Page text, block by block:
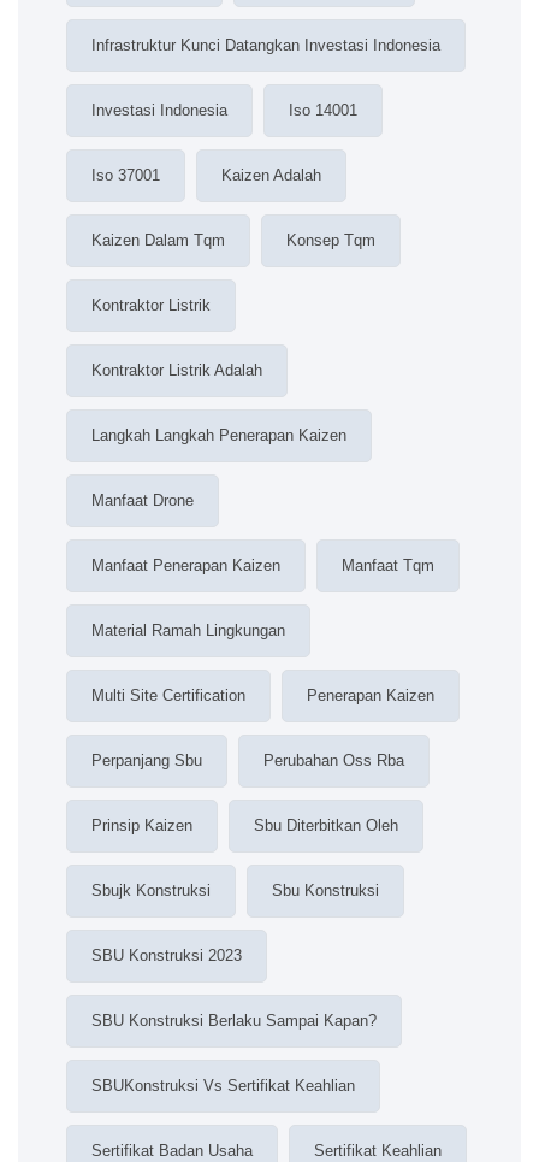
Infrastruktur Kunci Datangkan Investasi Indonesia
Investasi Indonesia Iso 14001
Iso 37001 Kaizen Adalah
Kaizen Dalam Tqm Konsep Tqm
Kontraktor Listrik
Kontraktor Listrik Adalah
Langkah Langkah Penerapan Kaizen
Manfaat Drone
Manfaat Penerapan Kaizen Manfaat Tqm
Material Ramah Lingkungan
Multi Site Certification Penerapan Kaizen
Perpanjang Sbu Perubahan Oss Rba
Prinsip Kaizen Sbu Diterbitkan Oleh
Sbujk Konstruksi Sbu Konstruksi
SBU Konstruksi 2023
SBU Konstruksi Berlaku Sampai Kapan?
SBUKonstruksi Vs Sertifikat Keahlian
Sertifikat Badan Usaha Sertifikat Keahlian